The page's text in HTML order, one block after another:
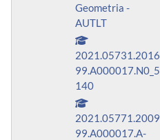
Geometria -
AUTLT
2021.05731.2016.
99.A000017.N0_5
140
2021.05771.2009.
99.A000017.A-